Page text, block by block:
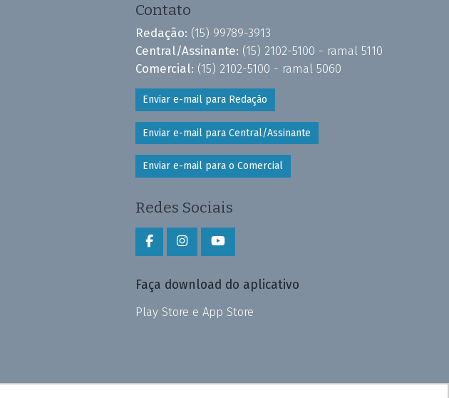
Contato
Redação: (15) 99789-3913
Central/Assinante: (15) 2102-5100 - ramal 5110
Comercial: (15) 2102-5100 - ramal 5060
Enviar e-mail para Redação
Enviar e-mail para Central/Assinante
Enviar e-mail para o Comercial
Redes Sociais
Faça download do aplicativo
Play Store e App Store